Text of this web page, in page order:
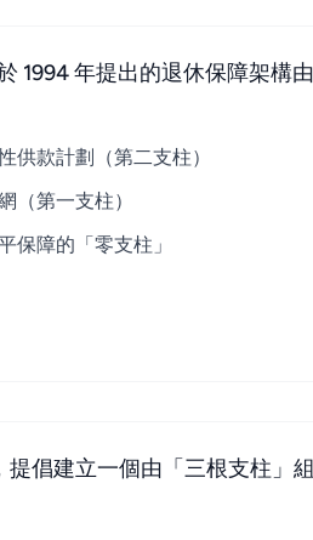
1994 年提出的退休保障架
供款計劃（第二支柱）
（第一支柱）
保障的「零支柱」
倡建立一個由「三根支柱